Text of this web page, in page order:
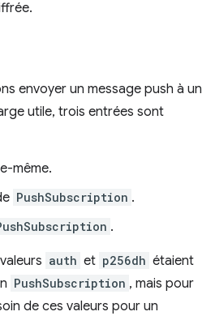
envoyer un message push à un
utile, trois entrées sont
même.
PushSubscription .
.
auth et p256dh étaient
PushSubscription , mais pour
de ces valeurs pour un